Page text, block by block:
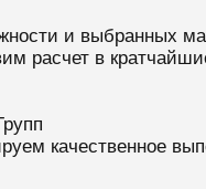
и выбранных
расчет в
качественное